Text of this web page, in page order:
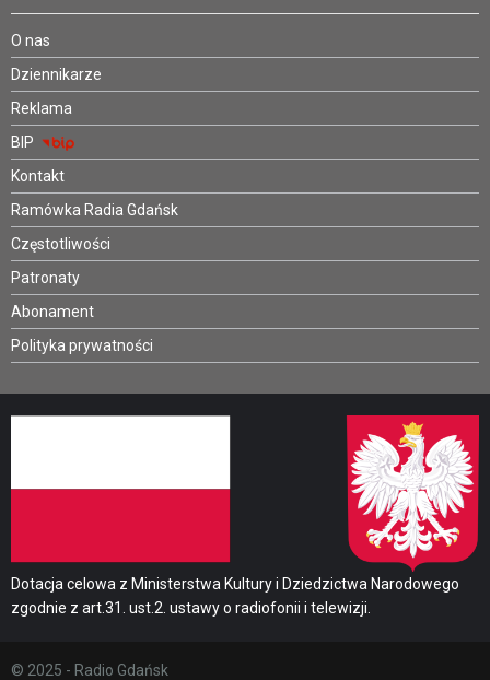
O nas
Dziennikarze
Reklama
BIP
Kontakt
Ramówka Radia Gdańsk
Częstotliwości
Patronaty
Abonament
Polityka prywatności
Dotacja celowa z Ministerstwa Kultury i Dziedzictwa Narodowego
zgodnie z art.31. ust.2. ustawy o radiofonii i telewizji.
© 2025 - Radio Gdańsk